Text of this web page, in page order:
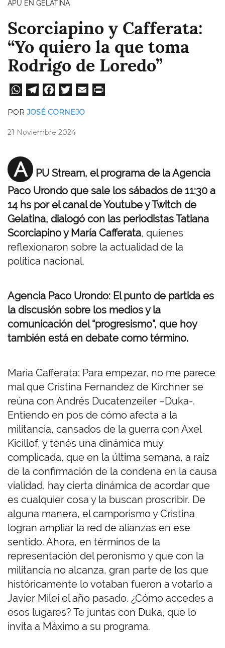
APU EN GELATINA
Scorciapino y Cafferata:
“Yo quiero la que toma
Rodrigo de Loredo”
W
A
pp
Te
le
a
Fa
ok er
POR JOSÉ CORNEJO
21 Noviembre 2024
A
PU Stream, el programa de la Agencia
Paco Urondo que sale los sábados de 11:30 a
14 hs por el canal de Youtube y Twitch de
Gelatina, dialogó con las periodistas Tatiana
Scorciapino y María Cafferata, quienes
reflexionaron sobre la actualidad de la
política nacional.
Agencia Paco Urondo: El punto de partida es
la discusión sobre los medios y la
comunicación del “progresismo”, que hoy
también está en debate como término.
María Cafferata: Para empezar, no me parece
mal que Cristina Fernandez de Kirchner se
reúna con Andrés Ducatenzeiler –Duka-.
Entiendo en pos de cómo afecta a la
militancia, cansados de la guerra con Axel
Kicillof, y tenés una dinámica muy
complicada, que en la última semana, a raíz
de la confirmación de la condena en la causa
vialidad, hay cierta dinámica de acordar que
es cualquier cosa y la buscan proscribir. De
alguna manera, el camporismo y Cristina
logran ampliar la red de alianzas en ese
sentido. Ahora, en términos de la
representación del peronismo y que con la
militancia no alcanza, gran parte de los que
históricamente lo votaban fueron a votarlo a
Javier Milei el año pasado. ¿Cómo accedes a
esos lugares? Te juntas con Duka, que lo
invita a Máximo a su programa.